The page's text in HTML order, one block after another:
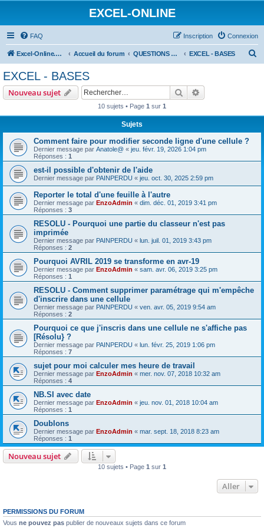
EXCEL-ONLINE
FAQ Connexion
Inscription
Excel-Online.net Accueil du forum QUESTIONS EXCEL EXCEL - BASES
EXCEL - BASES
Nouveau sujet Rechercher
10 sujets • Page 1 sur 1
Sujets
Comment faire pour modifier seconde ligne d'une cellule ?
Dernier message par Anatole@ « jeu. févr. 19, 2026 1:04 pm
Réponses : 1
est-il possible d'obtenir de l'aide
Dernier message par PAINPERDU « jeu. oct. 30, 2025 2:59 pm
Reporter le total d'une feuille à l'autre
Dernier message par EnzoAdmin « dim. déc. 01, 2019 3:41 pm
Réponses : 3
RESOLU - Pourquoi une partie du classeur n'est pas
imprimée
Dernier message par PAINPERDU « lun. juil. 01, 2019 3:43 pm
Réponses : 2
Pourquoi AVRIL 2019 se transforme en avr-19
Dernier message par EnzoAdmin « sam. avr. 06, 2019 3:25 pm
Réponses : 1
RESOLU - Comment supprimer paramétrage qui m'empêche
d'inscrire dans une cellule
Dernier message par PAINPERDU « ven. avr. 05, 2019 9:54 am
Réponses : 2
Pourquoi ce que j'inscris dans une cellule ne s'affiche pas
[Résolu} ?
Dernier message par PAINPERDU « lun. févr. 25, 2019 1:06 pm
Réponses : 7
sujet pour moi calculer mes heure de travail
Dernier message par EnzoAdmin « mer. nov. 07, 2018 10:32 am
Réponses : 4
NB.SI avec date
Dernier message par EnzoAdmin « jeu. nov. 01, 2018 10:04 am
Réponses : 1
Doublons
Dernier message par EnzoAdmin « mar. sept. 18, 2018 8:23 am
Réponses : 1
Nouveau sujet
10 sujets • Page 1 sur 1
Aller
PERMISSIONS DU FORUM
Vous ne pouvez pas publier de nouveaux sujets dans ce forum